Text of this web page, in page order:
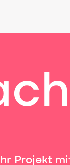
Projekt